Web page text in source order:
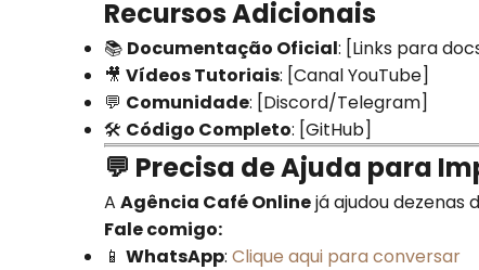
Recursos Adicionais
📚 Documentação Oficial: [Links para
🎥 Vídeos Tutoriais: [Canal YouTube]
💬 Comunidade: [Discord/Telegram]
🛠️ Código Completo: [GitHub]
💬 Precisa de Ajuda para
A Agência Café Onlinejá ajudou dezenas
Fale comigo:
📱 WhatsApp: Clique aqui para conversar